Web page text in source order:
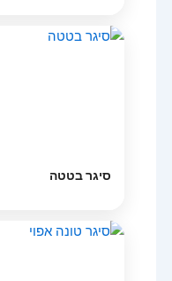
סיגר בטטה